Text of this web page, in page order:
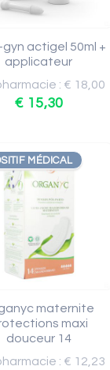
gyn actigel 50ml +
applicateur
: € 18,00
€ 15,30
MÉDICAL
maternite
maxi
douceur 14
: € 12,23